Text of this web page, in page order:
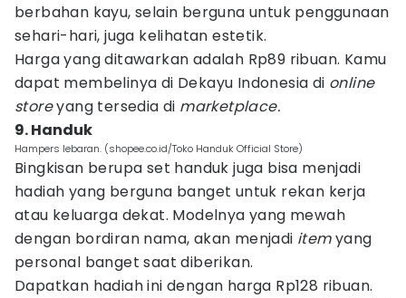
berbahan kayu, selain berguna untuk penggunaan
sehari-hari, juga kelihatan estetik.
Harga yang ditawarkan adalah Rp89 ribuan. Kamu
dapat membelinya di Dekayu Indonesia di online
storeyang tersedia di marketplace.
9. Handuk
Hampers lebaran. (shopee.co.id/Toko Handuk Official Store)
Bingkisan berupa set handuk juga bisa menjadi
hadiah yang berguna banget untuk rekan kerja
atau keluarga dekat. Modelnya yang mewah
dengan bordiran nama, akan menjadi itemyang
personal banget saat diberikan.
Dapatkan hadiah ini dengan harga Rp128 ribuan.